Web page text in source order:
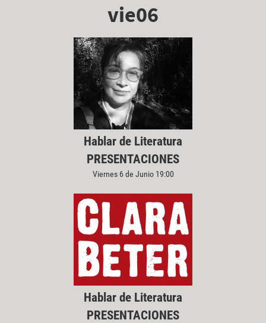
vie06
Hablar de Literatura
PRESENTACIONES
Viernes 6 de Junio 19:00
Hablar de Literatura
PRESENTACIONES